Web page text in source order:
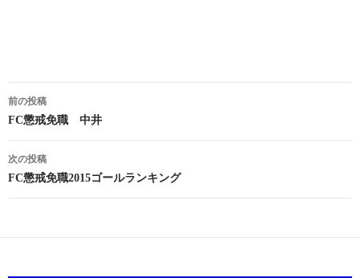
投
稿
ナ
ビ
ー
前の投稿
FC懲戒免職 中井
次の投稿
FC懲戒免職2015ゴールランキング